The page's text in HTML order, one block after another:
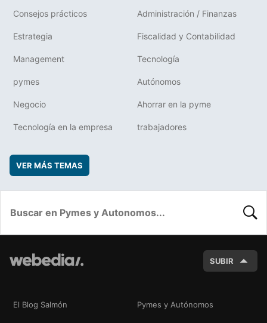
Consejos prácticos Administración / Finanzas
Estrategia Fiscalidad y Contabilidad
Management Tecnología
pymes Autónomos
Negocio Ahorrar en la pyme
Tecnología en la empresa trabajadores
VER MÁS TEMAS
SUBIR
El Blog Salmón Pymes y Autónomos